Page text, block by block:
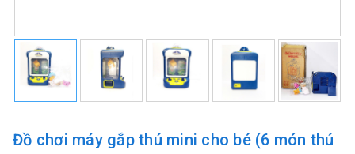
Đồ chơi máy gắp thú mini cho bé (6 món thú